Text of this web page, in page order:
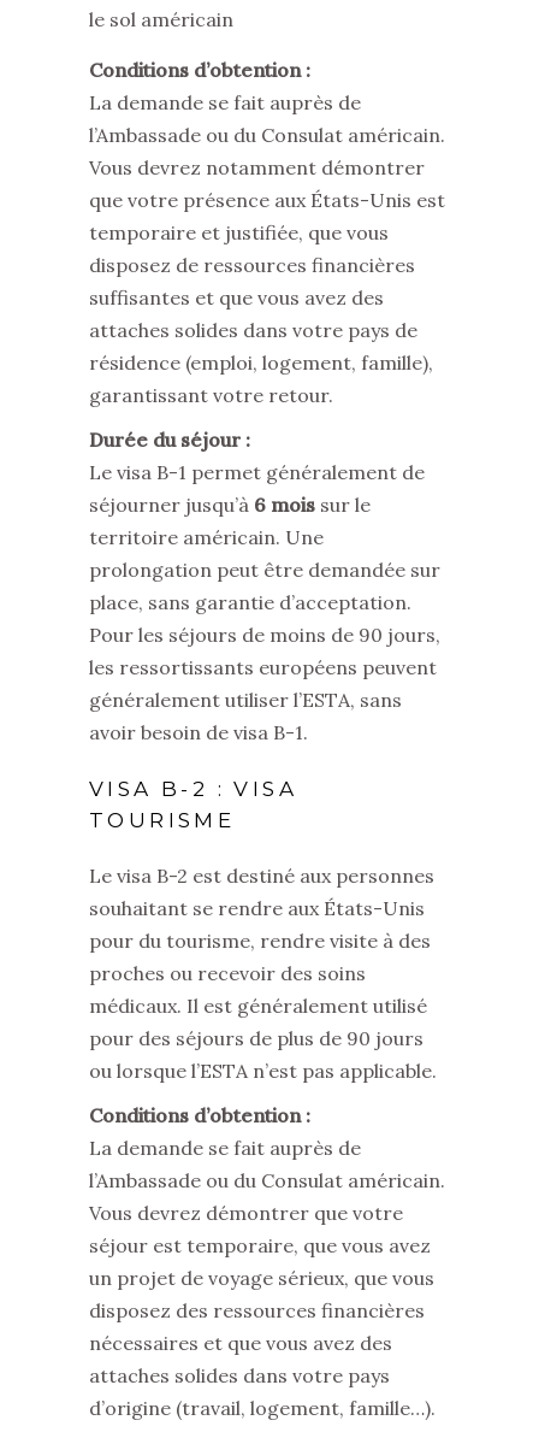
le sol américain
Conditions d’obtention :
La demande se fait auprès de
l’Ambassade ou du Consulat américain.
Vous devrez notamment démontrer
que votre présence aux États-Unis est
temporaire et justifiée, que vous
disposez de ressources financières
suffisantes et que vous avez des
attaches solides dans votre pays de
résidence (emploi, logement, famille),
garantissant votre retour.
Durée du séjour :
Le visa B-1 permet généralement de
séjourner jusqu’à 6 mois sur le
territoire américain. Une
prolongation peut être demandée sur
place, sans garantie d’acceptation.
Pour les séjours de moins de 90 jours,
les ressortissants européens peuvent
généralement utiliser l’ESTA, sans
avoir besoin de visa B-1.
VISA B-2 : VISA
TOURISME
Le visa B-2 est destiné aux personnes
souhaitant se rendre aux États-Unis
pour du tourisme, rendre visite à des
proches ou recevoir des soins
médicaux. Il est généralement utilisé
pour des séjours de plus de 90 jours
ou lorsque l’ESTA n’est pas applicable.
Conditions d’obtention :
La demande se fait auprès de
l’Ambassade ou du Consulat américain.
Vous devrez démontrer que votre
séjour est temporaire, que vous avez
un projet de voyage sérieux, que vous
disposez des ressources financières
nécessaires et que vous avez des
attaches solides dans votre pays
d’origine (travail, logement, famille…).